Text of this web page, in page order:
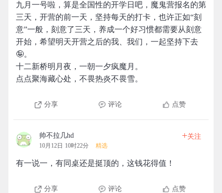
九月一号啦，算是全国性的开学日吧，魔鬼营报名的第
三天，开营的前一天，坚持每天的打卡，也许正如“刻
意”一般，刻意了三天，养成一个好习惯都需要从刻意
开始，希望明天开营之后的我、我们，一起坚持下去
🤪。
十二新桥明月夜，一朝一夕疯魔月。
点点聚海藏心处，不畏热炎不畏雪。
分享 评论 点赞
帅不拉几hd
10月12日 10时22分 精选
+关注
有一说一，有同桌还是挺顶的，这钱花得值！
分享 评论 点赞